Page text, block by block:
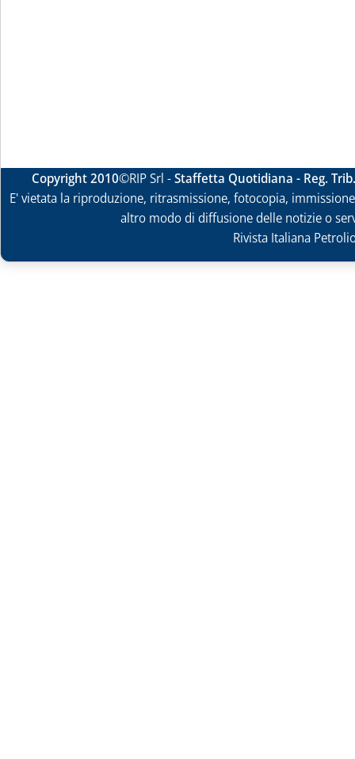
Copyright 2010©RIP Srl -Staffetta Quotidiana - Reg.
E' vietata la riproduzione, ritrasmissione, fotocopia,
altro modo di diffusione delle notizie o
Rivista Italiana